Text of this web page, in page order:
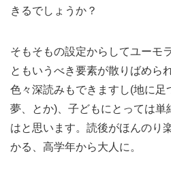
きるでしょうか？
そもそもの設定からしてユーモ
ともいうべき要素が散りばめら
色々深読みもできますし(地に足
夢、とか)、子どもにとっては単
はと思います。読後がほんのり
かる、高学年から大人に。